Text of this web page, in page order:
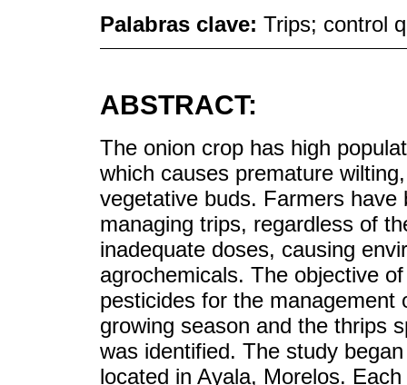
Palabras clave: Trips; control
ABSTRACT:
The onion crop has high
which causes premature
vegetative buds. Farmers
managing trips, regardless of
inadequate doses, causing
agrochemicals. The objective
pesticides for the
growing season and the thrips
was identified. The study
located in Ayala, Morelos.